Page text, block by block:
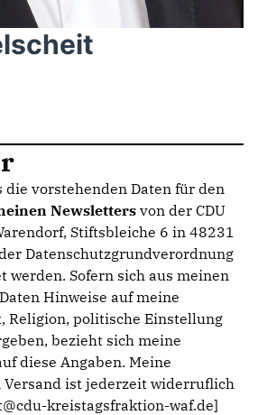
die vorstehenden Daten für den
Newsletters von der CDU
Stiftsbleiche 6 in 48231
Datenschutzgrundverordnung
werden. Sofern sich aus meinen
Hinweise auf meine
Religion, politische Einstellung
bezieht sich meine
diese Angaben. Meine
ist jederzeit widerruflich
kreistagsfraktion-waf.de]